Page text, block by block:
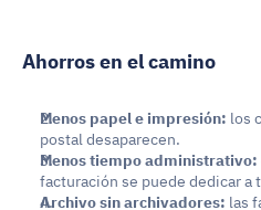
Ahorros en el camino
Menos papel e impresión: los
postal desaparecen.
Menos tiempo administrativo:
facturación se puede dedicar a
Archivo sin archivadores: las